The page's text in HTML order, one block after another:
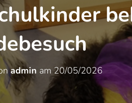
admin am 20/05/2026